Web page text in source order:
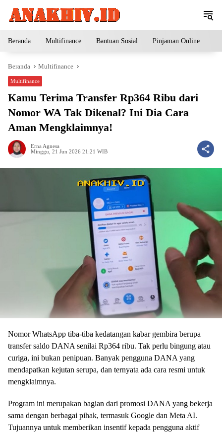
Beranda Multifinance Bantuan Sosial Pinjaman Online
Beranda Multifinance
Multifinance
Kamu Terima Transfer Rp364 Ribu dari
Nomor WA Tak Dikenal? Ini Dia Cara
Aman Mengklaimnya!
Erna Agnesa
Minggu, 21 Jun 2026 21:21 WIB
Nomor WhatsApp tiba-tiba kedatangan kabar gembira berupa
transfer saldo DANA senilai Rp364 ribu. Tak perlu bingung atau
curiga, ini bukan penipuan. Banyak pengguna DANA yang
mendapatkan kejutan serupa, dan ternyata ada cara resmi untuk
mengklaimnya.
Program ini merupakan bagian dari promosi DANA yang bekerja
sama dengan berbagai pihak, termasuk Google dan Meta AI.
Tujuannya untuk memberikan insentif kepada pengguna aktif